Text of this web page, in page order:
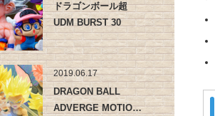
ドラゴンボール超
UDM BURST 30
2019.06.17
DRAGON BALL
ADVERGE MOTIO…